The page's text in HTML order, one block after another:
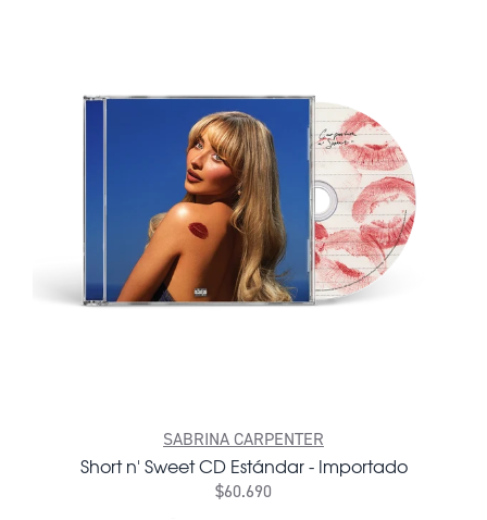
SABRINA CARPENTER
Short n' Sweet CD Estándar - Importado
$60.690